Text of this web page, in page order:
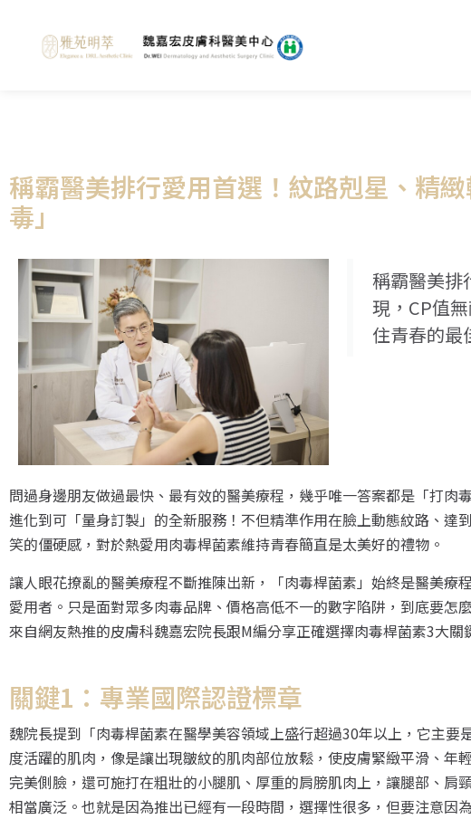
稱霸醫美排行愛用首選！紋路剋星、精
毒」
稱霸醫美排
現，CP值
住青春的最
問過身邊朋友做過最快、最有效的醫美療程，幾乎唯一答案都是「打肉
進化到可「量身訂製」的全新服務！不但精準作用在臉上動態紋路、達
笑的僵硬感，對於熱愛用肉毒桿菌素維持青春簡直是太美好的禮物。
讓人眼花撩亂的醫美療程不斷推陳出新，「肉毒桿菌素」始終是醫美療
愛用者。只是面對眾多肉毒品牌、價格高低不一的數字陷阱，到底要怎
來自網友熱推的皮膚科魏嘉宏院長跟M編分享正確選擇肉毒桿菌素3大關
關鍵1：專業國際認證標章
魏院長提到「肉毒桿菌素在醫學美容領域上盛行超過30年以上，它主
度活躍的肌肉，像是讓出現皺紋的肌肉部位放鬆，使皮膚緊緻平滑、年
完美側臉，還可施打在粗壯的小腿肌、厚重的肩膀肌肉上，讓腿部、肩
相當廣泛。也就是因為推出已經有一段時間，選擇性很多，但要注意因